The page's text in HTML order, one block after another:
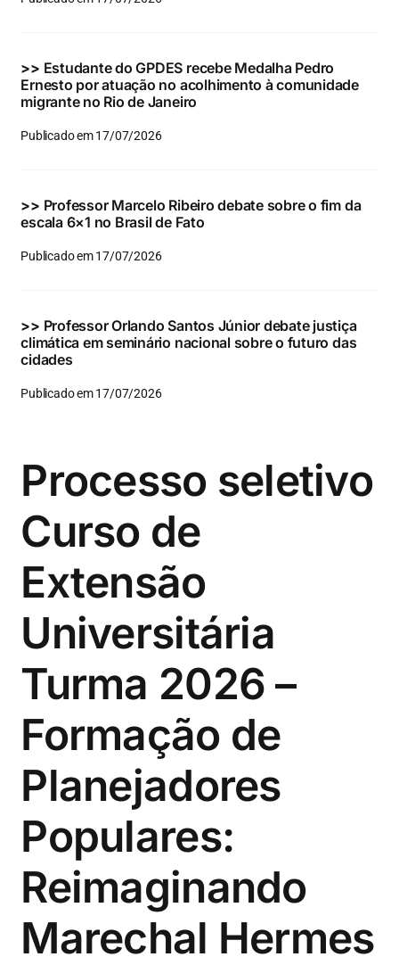
Eventos e Certificados
Buscar
para:
>> Estudante do GPDES recebe Medalha Pedro
Ernesto por atuação no acolhimento à comunidade
migrante no Rio de Janeiro
Publicado em 17/07/2026
>> Professor Marcelo Ribeiro debate sobre o fim da
escala 6×1 no Brasil de Fato
Publicado em 17/07/2026
>> Professor Orlando Santos Júnior debate justiça
climática em seminário nacional sobre o futuro das
cidades
Publicado em 17/07/2026
Processo seletivo
Curso de
Extensão
Universitária
Turma 2026 –
Formação de
Planejadores
Populares:
Reimaginando
Marechal Hermes